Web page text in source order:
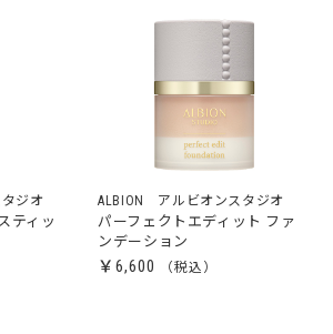
ジオ
ティッ
ALBION アルビオンスタジオ
パーフェクトエディット ファ
ンデーション
￥6,600